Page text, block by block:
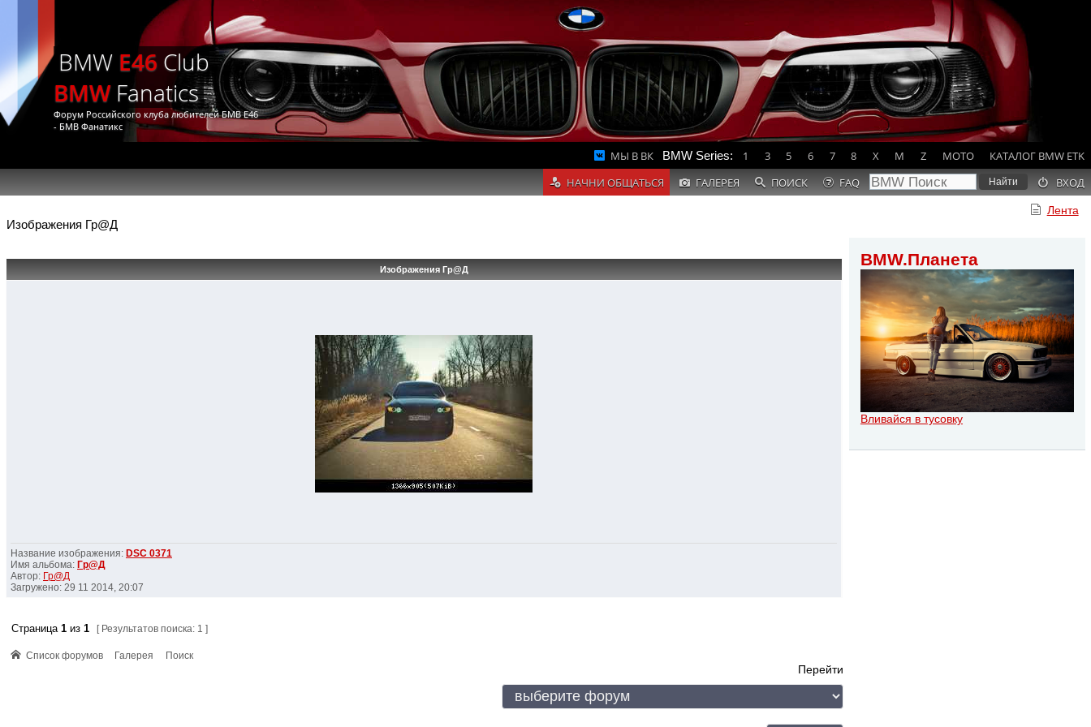
BMW E46 Club
BMWFanatics
Форум Российского клуба любителей БМВ Е46
- БМВ Фанатикс
МЫ В ВК BMW Series: 1 3 5 6 7 8 X M Z MOTO
КАТАЛОГ BMW ETK
НАЧНИ ОБЩАТЬСЯ
ГАЛЕРЕЯ ПОИСК FAQ ВХОД
Лента
BMW.Планета
Вливайся в тусовку
Изображения Гр@Д
Изображения Гр@Д
Название изображения: DSC 0371
Имя альбома: Гр@Д
Автор: Гр@Д
Загружено: 29 11 2014, 20:07
Страница 1из 1 [ Результатов поиска: 1 ]
Список форумов Галерея Поиск
Перейти